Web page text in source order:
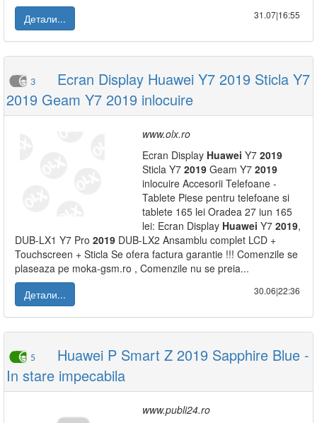
Детали...
31.07|16:55
3
Ecran Display Huawei Y7 2019 Sticla Y7
2019 Geam Y7 2019 inlocuire
www.olx.ro
Ecran Display Huawei Y7 2019
Sticla Y7 2019 Geam Y7 2019
inlocuire Accesorii Telefoane -
Tablete Piese pentru telefoane si
tablete 165 lei Oradea 27 iun 165
lei: Ecran Display Huawei Y7 2019,
DUB-LX1 Y7 Pro 2019 DUB-LX2 Ansamblu complet LCD +
Touchscreen + Sticla Se ofera factura garantie !!! Comenzile se
plaseaza pe moka-gsm.ro , Comenzile nu se preia...
Детали...
30.06|22:36
5
Huawei P Smart Z 2019 Sapphire Blue -
In stare impecabila
www.publi24.ro